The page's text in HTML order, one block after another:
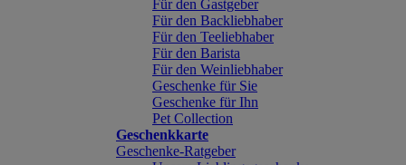
Für den Gastgeber
Für den Backliebhaber
Für den Teeliebhaber
Für den Barista
Für den Weinliebhaber
Geschenke für Sie
Geschenke für Ihn
Pet Collection
Geschenkkarte
Geschenke-Ratgeber